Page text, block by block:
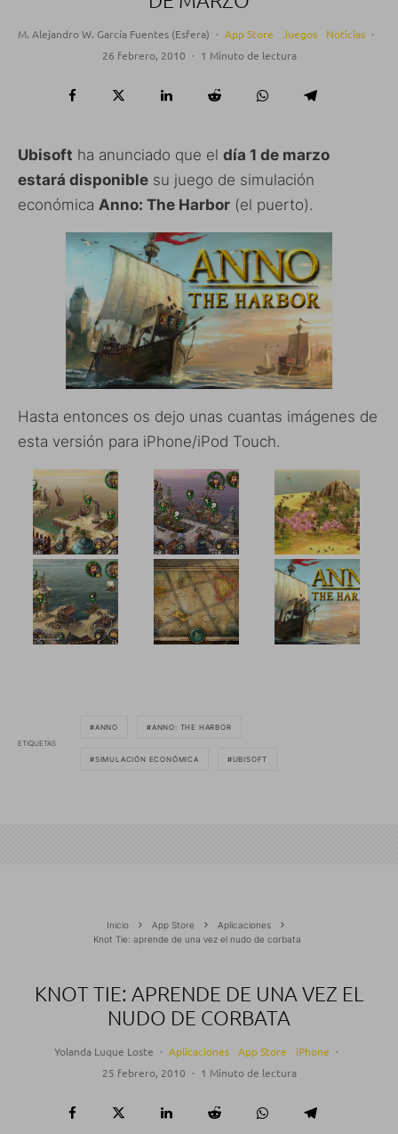
M. Alejandro W. García Fuentes (Esfera) · App Store Juegos Noticias ·
26 febrero, 2010 · 1 Minuto de lectura
Ubisoft ha anunciado que el día 1 de marzo
estará disponible su juego de simulación
económica Anno: The Harbor (el puerto).
Hasta entonces os dejo unas cuantas imágenes de
esta versión para iPhone/iPod Touch.
ETIQUETAS
ANNO ANNO: THE HARBOR
SIMULACIÓN ECONÓMICA UBISOFT
Inicio App Store
Aplicaciones
Knot Tie: aprende de una vez el nudo de corbata
KNOT TIE: APRENDE DE UNA VEZ EL
NUDO DE CORBATA
Yolanda Luque Loste · Aplicaciones App Store iPhone ·
25 febrero, 2010 · 1 Minuto de lectura